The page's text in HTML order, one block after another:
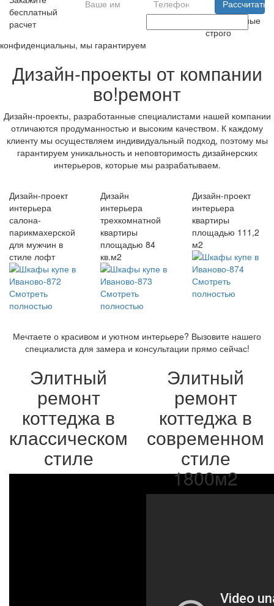
бесплатный
расчет
Рассчитать
Ваши данные
строго
конфиденциальны, мы гарантируем
Дизайн-проекты от компании
во!ремонт
Дизайн-проекты, разработанные специалистами нашей компании
отличаются продуманностью и высоким качеством. К каждому
клиенту мы осуществляем индивидуальный подход, поэтому мы
гарантируем уникальность и неповторимость дизайнерских
интерьеров, которые мы разрабатываем.
Дизайн-проект
интерьера
салона-
парикмахерской
для мужчин в
стиле лофт
Смотреть
полностью
Дизайн
интерьера
трехкомнатной
квартиры
площадью 84
кв.м2
Смотреть
полностью
Дизайн-проект
интерьера
квартиры
площадью 111,2
м2
Смотреть
полностью
Мечтаете о красивом и уютном интерьере? Вызовите нашего
специалиста для замера и консультации прямо сейчас!
Элитный
ремонт
коттеджа в
классическом
стиле
Элитный
ремонт
коттеджа в
современном
стиле
1800м2